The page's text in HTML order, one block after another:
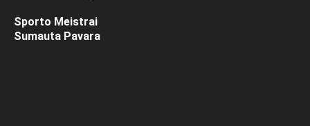
Sporto Meistrai
Sumauta Pavara